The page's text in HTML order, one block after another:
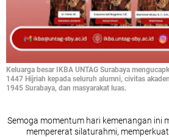
Keluarga besar IKBA UNTAG Surabaya
1447 Hijriah kepada seluruh alumni, civitas
1945 Surabaya, dan masyarakat luas.
Semoga momentum hari kemenangan ini
mempererat silaturahmi,